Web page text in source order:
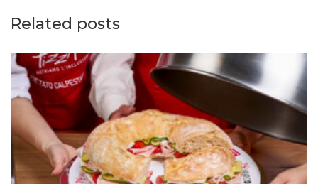
Related posts